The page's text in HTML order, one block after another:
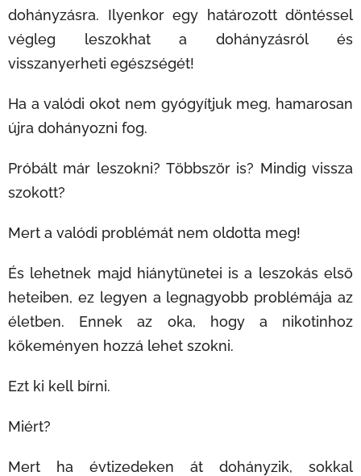
dohányzásra. Ilyenkor egy határozott döntéssel
végleg leszokhat a dohányzásról és
visszanyerheti egészségét!
Ha a valódi okot nem gyógyítjuk meg, hamarosan
újra dohányozni fog.
Próbált már leszokni? Többször is? Mindig vissza
szokott?
Mert a valódi problémát nem oldotta meg!
És lehetnek majd hiánytünetei is a leszokás első
heteiben, ez legyen a legnagyobb problémája az
életben. Ennek az oka, hogy a nikotinhoz
kőkeményen hozzá lehet szokni.
Ezt ki kell bírni.
Miért?
Mert ha évtizedeken át dohányzik, sokkal